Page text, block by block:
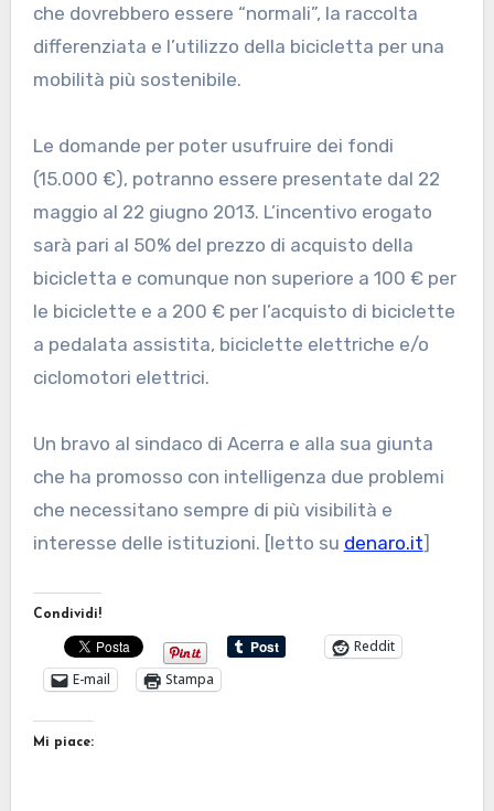
che dovrebbero essere “normali”, la raccolta
differenziata e l’utilizzo della bicicletta per una
mobilità più sostenibile.
Le domande per poter usufruire dei fondi
(15.000 €), potranno essere presentate dal 22
maggio al 22 giugno 2013. L’incentivo erogato
sarà pari al 50% del prezzo di acquisto della
bicicletta e comunque non superiore a 100 € per
le biciclette e a 200 € per l’acquisto di biciclette
a pedalata assistita, biciclette elettriche e/o
ciclomotori elettrici.
Un bravo al sindaco di Acerra e alla sua giunta
che ha promosso con intelligenza due problemi
che necessitano sempre di più visibilità e
interesse delle istituzioni. [letto su denaro.it]
Condividi!
Reddit
E-mail
Stampa
Mi piace: